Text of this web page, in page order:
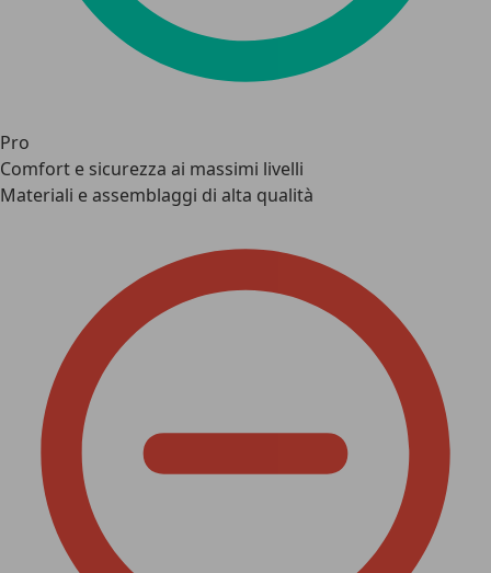
Pro
Comfort e sicurezza ai massimi livelli
Materiali e assemblaggi di alta qualità